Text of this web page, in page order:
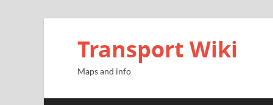
Transport Wiki
Maps and info